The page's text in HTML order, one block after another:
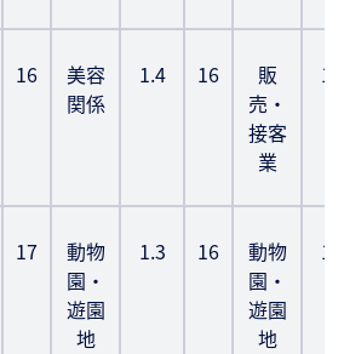
16
美容
関係
1.4 16
販
売・
接客
業
17
動物
園・
遊園
地
1.3 16
動物
園・
遊園
地